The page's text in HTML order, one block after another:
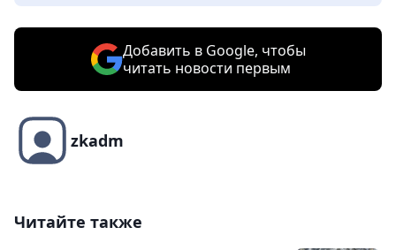
Добавить в Google, чтобы
читать новости первым
zkadm
Читайте также